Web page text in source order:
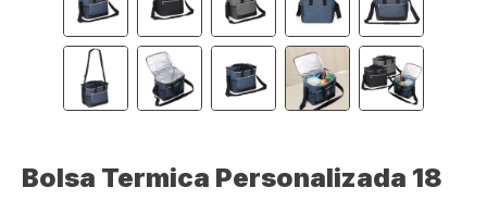
Bolsa Termica Personalizada 18